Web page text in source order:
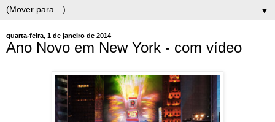
▼
quarta-feira, 1 de janeiro de 2014
Ano Novo em New York - com vídeo